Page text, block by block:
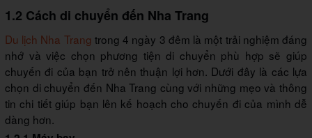
1.2 Cách di chuyển đến Nha Trang
Du lịch Nha Trang trong 4 ngày 3 đêm là một trải nghiệm đáng
nhớ và việc chọn phương tiện di chuyển phù hợp sẽ giúp
chuyến đi của bạn trở nên thuận lợi hơn. Dưới đây là các lựa
chọn di chuyển đến Nha Trang cùng với những mẹo và thông
tin chi tiết giúp bạn lên kế hoạch cho chuyến đi của mình dễ
dàng hơn.